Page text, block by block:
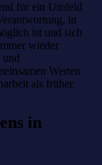
für ein Umfeld
in
ist und sich
wieder
und
Werten
als früher.
in